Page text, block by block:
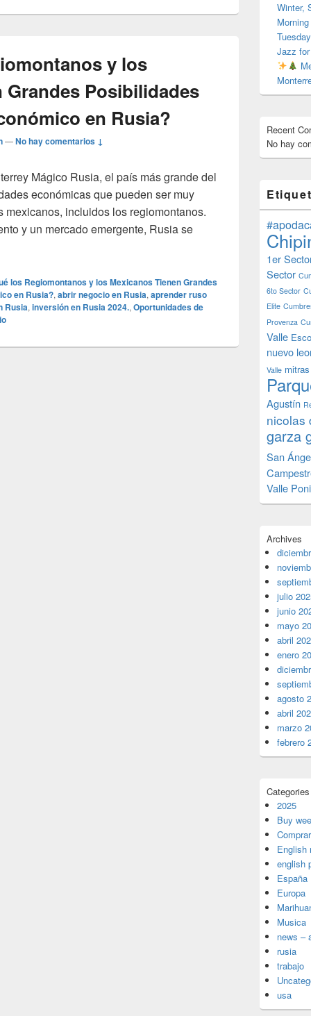
y los
Grandes Posibilidades
en Rusia?
—No hay comentarios ↓
Mágico Rusia, el país más grande del
económicas que pueden ser muy
mexicanos, incluidos los regiomontanos.
y un mercado emergente, Rusia se
y los Mexicanos Tienen Grandes
los Regiomontanos y los Mexicanos Tienen Grandes
en Rusia?, abrir negocio en Rusia, aprender ruso
Rusia, inversión en Rusia 2024., Oportunidades de
Winter,
Jazz
Recent
No hay
1er
Sector
6to Sector
Elite
Provenza
Valle
nuevo
Valle
Agustín
nicolas
garza
San
Valle
Archives
julio
junio
mayo
abril
enero
agosto
abril
marzo
febrero
Categories
2025
Buy
English
english
España
Europa
Musica
news –
rusia
trabajo
usa